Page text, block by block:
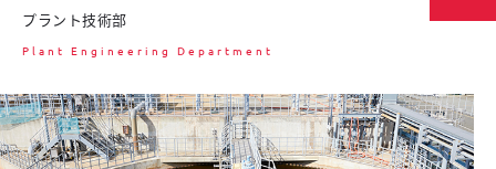
プラント技術部
Plant Engineering Department